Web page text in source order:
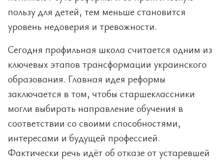
пользу для детей, тем меньше становится
уровень недоверия и тревожности.
Сегодня профильная школа считается одним из
ключевых этапов трансформации украинского
образования. Главная идея реформы
заключается в том, чтобы старшеклассники
могли выбирать направление обучения в
соответствии со своими способностями,
интересами и будущей профессией.
Фактически речь идёт об отказе от устаревшей